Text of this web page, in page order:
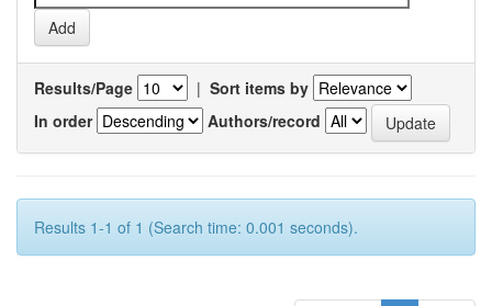
Results/Page | Sort items by
In order
Authors/record
Results 1-1 of 1 (Search time: 0.001 seconds).